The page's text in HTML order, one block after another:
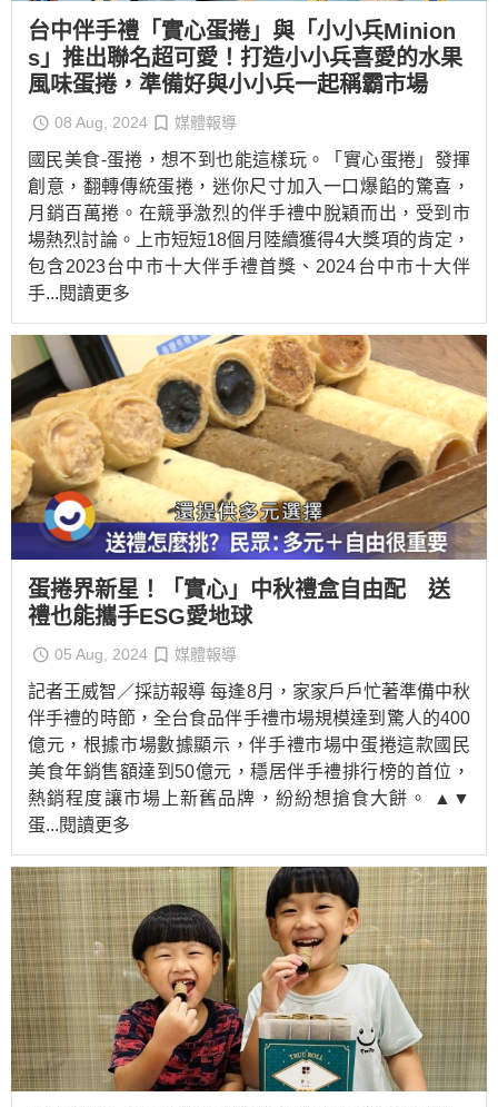
台中伴手禮「實心蛋捲」與「小小兵Minion
s」推出聯名超可愛！打造小小兵喜愛的水果
風味蛋捲，準備好與小小兵一起稱霸市場
08 Aug, 2024 媒體報導
國民美食-蛋捲，想不到也能這樣玩。「實心蛋捲」發揮
創意，翻轉傳統蛋捲，迷你尺寸加入一口爆餡的驚喜，
月銷百萬捲。在競爭激烈的伴手禮中脫穎而出，受到市
場熱烈討論。上市短短18個月陸續獲得4大獎項的肯定，
包含2023台中市十大伴手禮首獎、2024台中市十大伴
手...閱讀更多
蛋捲界新星！「實心」中秋禮盒自由配 送
禮也能攜手ESG愛地球
05 Aug, 2024 媒體報導
記者王威智／採訪報導 每逢8月，家家戶戶忙著準備中秋
伴手禮的時節，全台食品伴手禮市場規模達到驚人的400
億元，根據市場數據顯示，伴手禮市場中蛋捲這款國民
美食年銷售額達到50億元，穩居伴手禮排行榜的首位，
熱銷程度讓市場上新舊品牌，紛紛想搶食大餅。 ▲▼
蛋...閱讀更多